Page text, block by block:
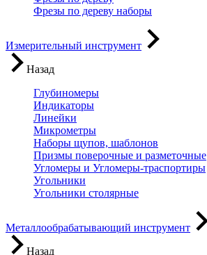
Фрезы по дереву наборы
Измерительный инструмент
Назад
Глубиномеры
Индикаторы
Линейки
Микрометры
Наборы щупов, шаблонов
Призмы поверочные и разметочные
Угломеры и Угломеры-траспортиры
Угольники
Угольники столярные
Металлообрабатывающий инструмент
Назад